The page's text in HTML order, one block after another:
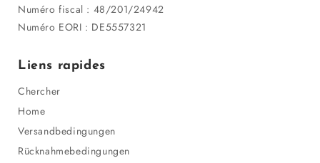
Numéro fiscal : 48/201/24942
Numéro EORI : DE5557321
Liens rapides
Chercher
Home
Versandbedingungen
Rücknahmebedingungen